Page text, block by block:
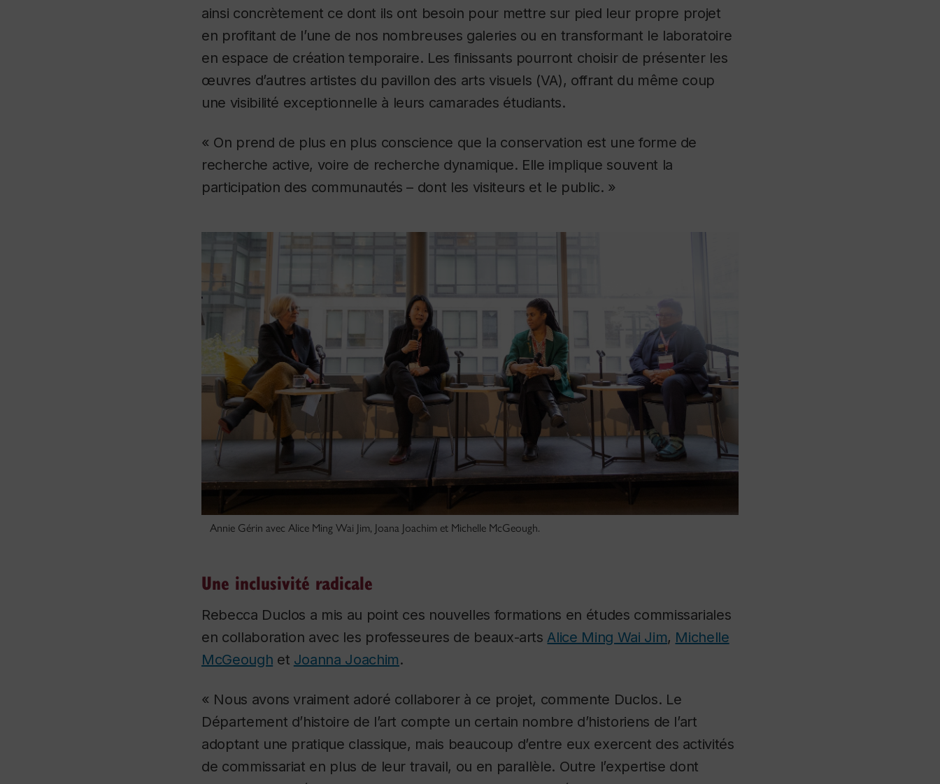
ainsi concrètement ce dont ils ont besoin pour mettre sur pied leur propre projet
en profitant de l’une de nos nombreuses galeries ou en transformant le laboratoire
en espace de création temporaire. Les finissants pourront choisir de présenter les
œuvres d’autres artistes du pavillon des arts visuels (VA), offrant du même coup
une visibilité exceptionnelle à leurs camarades étudiants.
« On prend de plus en plus conscience que la conservation est une forme de
recherche active, voire de recherche dynamique. Elle implique souvent la
participation des communautés – dont les visiteurs et le public. »
Annie Gérin avec Alice Ming Wai Jim, Joana Joachim et Michelle McGeough.
Une inclusivité radicale
Rebecca Duclos a mis au point ces nouvelles formations en études commissariales
en collaboration avec les professeures de beaux-arts Alice Ming Wai Jim, Michelle
McGeough et Joanna Joachim.
« Nous avons vraiment adoré collaborer à ce projet, commente Duclos. Le
Département d’histoire de l’art compte un certain nombre d’historiens de l’art
adoptant une pratique classique, mais beaucoup d’entre eux exercent des activités
de commissariat en plus de leur travail, ou en parallèle. Outre l’expertise dont